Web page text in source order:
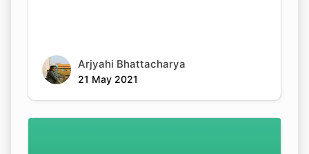
Arjyahi Bhattacharya
21 May 2021